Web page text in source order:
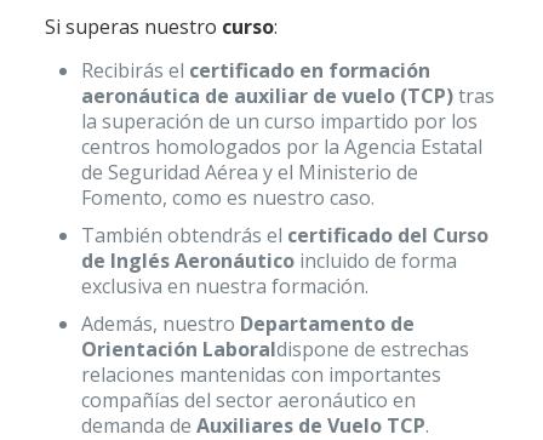
Si superas nuestro curso:
Recibirás el certificado en formación
aeronáutica de auxiliar de vuelo (TCP)tras
la superación de un curso impartido por los
centros homologados por la Agencia Estatal
de Seguridad Aérea y el Ministerio de
Fomento, como es nuestro caso.
También obtendrás el certificado del Curso
de Inglés Aeronáutico incluido de forma
exclusiva en nuestra formación.
Además, nuestro Departamento de
Orientación Laboraldispone de estrechas
relaciones mantenidas con importantes
compañías del sector aeronáutico en
demanda de Auxiliares de Vuelo TCP.